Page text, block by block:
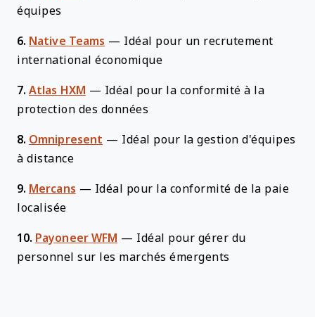
équipes
6. Native Teams — Idéal pour un recrutement
international économique
7. Atlas HXM — Idéal pour la conformité à la
protection des données
8. Omnipresent — Idéal pour la gestion d'équipes
à distance
9. Mercans — Idéal pour la conformité de la paie
localisée
10. Payoneer WFM — Idéal pour gérer du
personnel sur les marchés émergents